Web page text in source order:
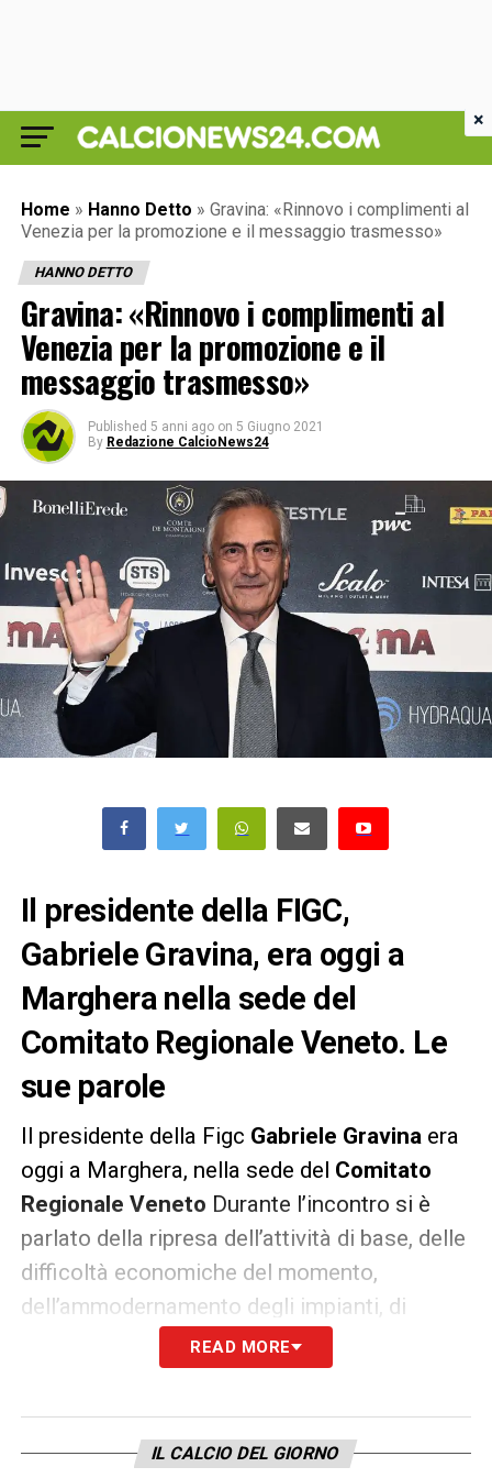
Home » Hanno Detto » Gravina: «Rinnovo i complimenti al
Venezia per la promozione e il messaggio trasmesso»
HANNO DETTO
Gravina: «Rinnovo i complimenti al
Venezia per la promozione e il
messaggio trasmesso»
Published 5 anni ago on 5 Giugno 2021
By Redazione CalcioNews24
Il presidente della FIGC,
Gabriele Gravina, era oggi a
Marghera nella sede del
Comitato Regionale Veneto. Le
sue parole
Il presidente della Figc Gabriele Gravina era
oggi a Marghera, nella sede del Comitato
Regionale Veneto Durante l’incontro si è
parlato della ripresa dell’attività di base, delle
difficoltà economiche del momento,
dell’ammodernamento degli impianti, di
riforme strutturali e del decentramento
amministrativo, ma anche delle promesse
dilettantistico come i contributi e il ristorno
READ MORE
IL CALCIO DEL GIORNO
×